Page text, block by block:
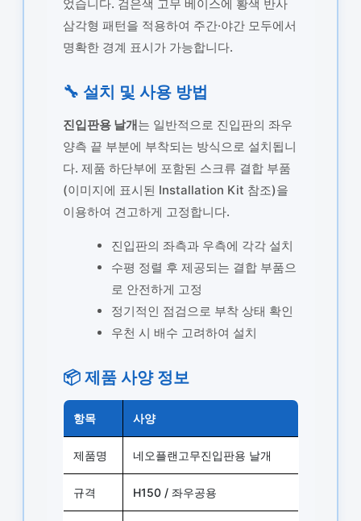
었습니다. 검은색 고무 베이스에 황색 반사
삼각형 패턴을 적용하여 주간·야간 모두에서
명확한 경계 표시가 가능합니다.
🔧 설치 및 사용 방법
진입판용 날개는 일반적으로 진입판의 좌우
양측 끝 부분에 부착되는 방식으로 설치됩니
다. 제품 하단부에 포함된 스크류 결합 부품
(이미지에 표시된 Installation Kit 참조)을
이용하여 견고하게 고정합니다.
진입판의 좌측과 우측에 각각 설치
수평 정렬 후 제공되는 결합 부품으
로 안전하게 고정
정기적인 점검으로 부착 상태 확인
우천 시 배수 고려하여 설치
📦 제품 사양 정보
항목 사양
제품명 네오플랜고무진입판용 날개
규격 H150 / 좌우공용